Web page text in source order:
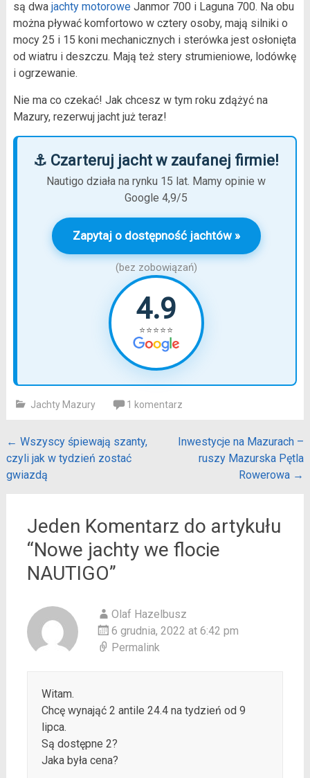
są dwa jachty motoroweJanmor 700 i Laguna 700. Na obu
można pływać komfortowo w cztery osoby, mają silniki o
mocy 25 i 15 koni mechanicznych i sterówka jest osłonięta
od wiatru i deszczu. Mają też stery strumieniowe, lodówkę
i ogrzewanie.
Nie ma co czekać! Jak chcesz w tym roku zdążyć na
Mazury, rezerwuj jacht już teraz!
⚓ Czarteruj jacht w zaufanej firmie!
Nautigo działa na rynku 15 lat. Mamy opinie w
Google 4,9/5
Zapytaj o dostępność jachtów »
(bez zobowiązań)
4.9
⭐⭐⭐⭐⭐
Jachty Mazury 1 komentarz
Post
navigation
← Wszyscy śpiewają szanty,
czyli jak w tydzień zostać
gwiazdą
Inwestycje na Mazurach –
ruszy Mazurska Pętla
Rowerowa →
Jeden Komentarz do artykułu
“Nowe jachty we flocie
NAUTIGO”
Olaf Hazelbusz
6 grudnia, 2022 at 6:42 pm
Permalink
Witam.
Chcę wynająć 2 antile 24.4 na tydzień od 9
lipca.
Są dostępne 2?
Jaka była cena?